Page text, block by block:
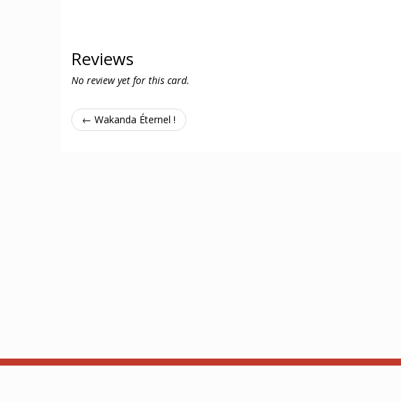
Reviews
No review yet for this card.
← Wakanda Éternel !